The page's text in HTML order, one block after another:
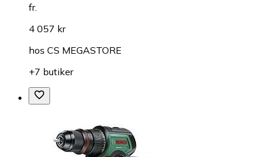
fr.
4 057 kr
hos CS MEGASTORE
+7 butiker